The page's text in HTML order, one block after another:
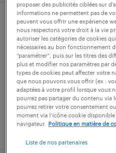
comptable
chaponnay, 37h30
chaponnay, rhône
cdi
33 600 € par année
publié le 27 juillet 2026
proposer des publicités ciblées sur
informations ne permettent pas de
peuvent vous offrir une expérience
nous respectons votre droit à la vie
autoriser les catégories de cookies
nécessaires au bon fonctionnement
“paramétrer”, puis sur les titres des
plus et modifier nos paramètres par
types de cookies peut affecter votre
que nous pouvons vous offrir (ex :
adaptées à votre profil lorsque vous
pourrez pas partager du contenu via
pourrez retirer votre consentement
moment via l’icône cookie
navigateur.
Politique en matière de
Liste de nos partenaires